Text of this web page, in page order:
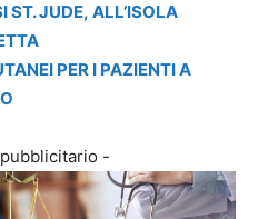
ST. JUDE, ALL’ISOLA
PER I PAZIENTI A
-